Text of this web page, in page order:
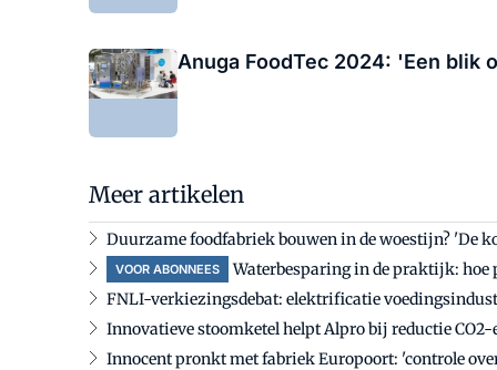
Anuga FoodTec 2024: 'Een blik
Meer artikelen
Duurzame foodfabriek bouwen in de woestijn? 'De
VOOR ABONNEES
Waterbesparing in de praktijk: hoe
FNLI-verkiezingsdebat: elektrificatie
Innovatieve stoomketel helpt Alpro bij reductie
Innocent pronkt met fabriek Europoort: 'controle